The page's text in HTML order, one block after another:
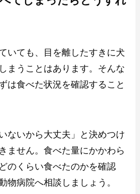
いても、目を離したすきに犬
まうことはあります。そんな
は食べた状況を確認すること
ないから大丈夫」と決めつけ
ません。食べた量にかかわら
のくらい食べたのかを確認
物病院へ相談しましょう。